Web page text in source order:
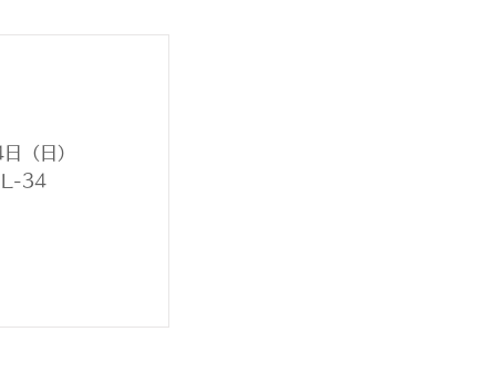
（日）
L-34